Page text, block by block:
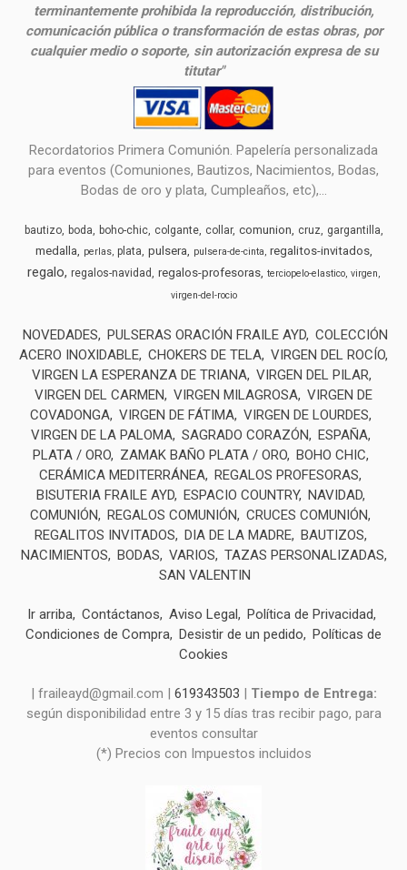
terminantemente prohibida la reproducción, distribución,
comunicación pública o transformación de estas obras, por
cualquier medio o soporte, sin autorización expresa de su
titutar"
Recordatorios Primera Comunión. Papelería personalizada
para eventos (Comuniones, Bautizos, Nacimientos, Bodas,
Bodas de oro y plata, Cumpleaños, etc),...
bautizo boda boho-chic colgante collar comunion cruz gargantilla
medalla perlas plata pulsera pulsera-de-cinta regalitos-invitados
regalo regalos-navidad regalos-profesoras terciopelo-elastico virgen
virgen-del-rocio
NOVEDADES PULSERAS ORACIÓN FRAILE AYD COLECCIÓN
ACERO INOXIDABLE CHOKERS DE TELA VIRGEN DEL ROCÍO
VIRGEN LA ESPERANZA DE TRIANA VIRGEN DEL PILAR
VIRGEN DEL CARMEN
VIRGEN MILAGROSA VIRGEN DE
COVADONGA VIRGEN DE FÁTIMA VIRGEN DE LOURDES
VIRGEN DE LA PALOMA SAGRADO CORAZÓN
ESPAÑA
PLATA / ORO
ZAMAK BAÑO PLATA / ORO BOHO CHIC
CERÁMICA MEDITERRÁNEA REGALOS PROFESORAS
BISUTERIA FRAILE AYD ESPACIO COUNTRY NAVIDAD
COMUNIÓN
REGALOS COMUNIÓN
CRUCES COMUNIÓN
REGALITOS INVITADOS
DIA DE LA MADRE BAUTIZOS
NACIMIENTOS
BODAS VARIOS
TAZAS PERSONALIZADAS
SAN VALENTIN
Ir arriba Contáctanos Aviso Legal
Política de Privacidad
Condiciones de Compra Desistir de un pedido
Políticas de
Cookies
| fraileayd@gmail.com | 619343503 | Tiempo de Entrega:
según disponibilidad entre 3 y 15 días tras recibir pago, para
eventos consultar
(*) Precios con Impuestos incluidos